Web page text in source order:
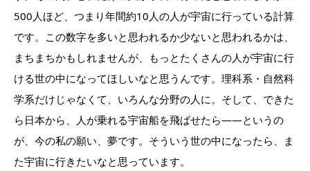
500人ほど、つまり年間約10人の人が宇宙に行っている計算
です。この数字を多いと思われるか少ないと思われるかは、
まちまちかもしれませんが、もっとたくさんの人が宇宙に行
ける世の中になってほしいなと思うんです。理科系・自然科
学系だけじゃなくて、いろんな分野の人に。そして、できた
ら日本から、人が乗れる宇宙船を飛ばせたら――というの
が、今の私の願い、夢です。そういう世の中になったら、ま
た宇宙に行きたいなと思っています。